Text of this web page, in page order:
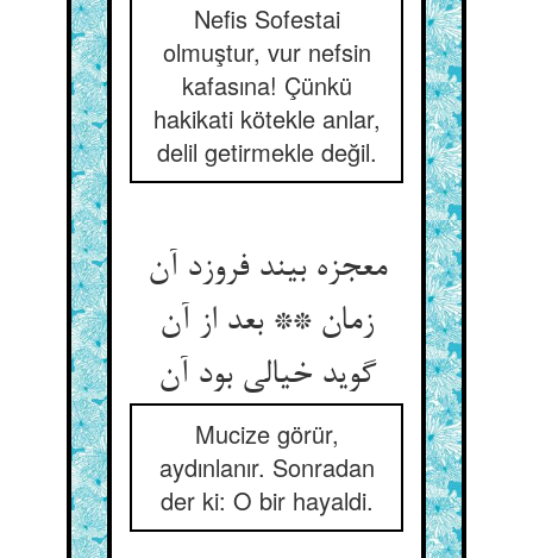
Nefis Sofestai
olmuştur, vur nefsin
kafasına! Çünkü
hakikati kötekle anlar,
delil getirmekle değil.
معجزه بیند فروزد آن
زمان ** بعد از آن
گوید خیالی بود آن‏
Mucize görür,
aydınlanır. Sonradan
der ki: O bir hayaldi.